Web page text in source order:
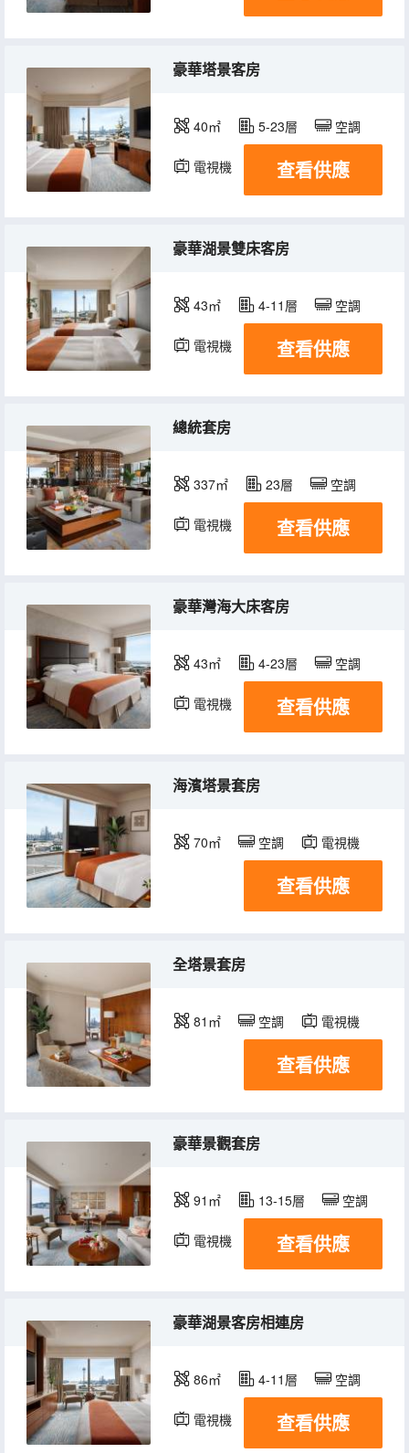
豪華塔景客房
40㎡ 5-23層 空調
電視機 查看供應
豪華湖景雙床客房
43㎡ 4-11層 空調
電視機 冰箱
查看供應
總統套房
337㎡ 23層 空調
電視機 冰箱
查看供應
豪華灣海大床客房
43㎡ 4-23層 空調
電視機 冰箱
查看供應
海濱塔景套房
70㎡ 空調 電視機
查看供應
全塔景套房
81㎡ 空調 電視機
查看供應
豪華景觀套房
91㎡ 13-15層 空調
電視機 冰箱
查看供應
豪華湖景客房相連房
86㎡ 4-11層 空調
電視機 查看供應